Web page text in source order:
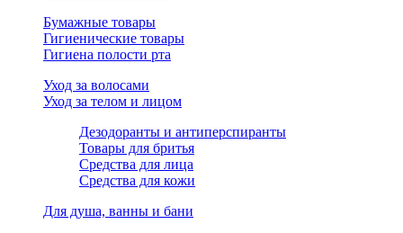
Бумажные товары
Гигиенические товары
Гигиена полости рта
Уход за волосами
Уход за телом и лицом
Дезодоранты и антиперспиранты
Товары для бритья
Средства для лица
Средства для кожи
Для душа, ванны и бани